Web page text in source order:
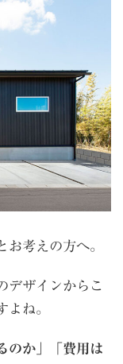
お考えの方へ。
デザインからこ
よね。
のか」「費用は